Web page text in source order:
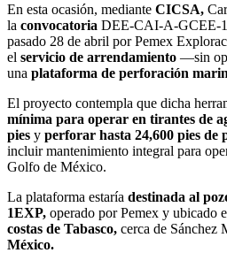
En esta ocasión, mediante CICSA,
la convocatoria DEE-CAI-A-GCEE-
pasado 28 de abril por Pemex
el servicio de arrendamiento —sin
una plataforma de perforación
El proyecto contempla que dicha
mínima para operar en tirantes de
pies y perforar hasta 24,600 pies de
incluir mantenimiento integral para
Golfo de México.
La plataforma estaría destinada al
1EXP, operado por Pemex y ubicado
costas de Tabasco, cerca de Sánchez
México.